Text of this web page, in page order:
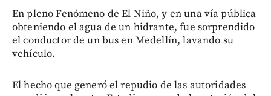
En pleno Fenómeno de El Niño, y en una vía pública
obteniendo el agua de un hidrante, fue sorprendido
el conductor de un bus en Medellín, lavando su
vehículo.
El hecho que generó el repudio de las autoridades